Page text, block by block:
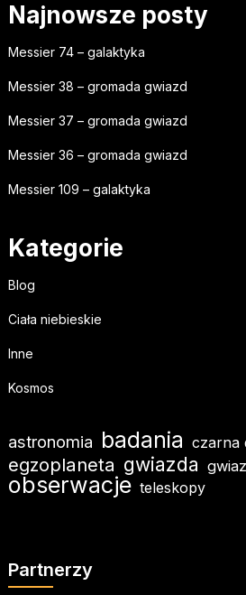
Najnowsze posty
Messier 74 – galaktyka
Messier 38 – gromada gwiazd
Messier 37 – gromada gwiazd
Messier 36 – gromada gwiazd
Messier 109 – galaktyka
Kategorie
Blog
Ciała niebieskie
Inne
Kosmos
astronomia badania czarna
egzoplaneta gwiazda
obserwacje teleskopy
Partnerzy